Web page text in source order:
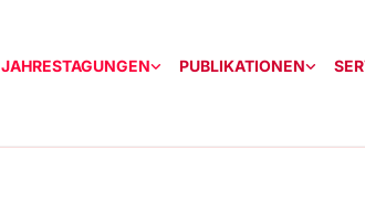
JAHRESTAGUNGEN PUBLIKATIONEN